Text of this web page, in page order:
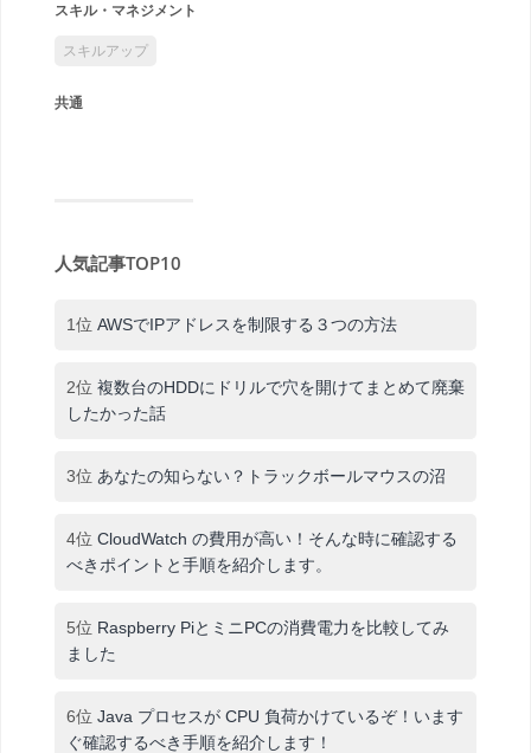
スキル・マネジメント
スキルアップ
共通
人気記事TOP10
1位 AWSでIPアドレスを制限する３つの方法
2位 複数台のHDDにドリルで穴を開けてまとめて廃棄
したかった話
3位 あなたの知らない？トラックボールマウスの沼
4位 CloudWatch の費用が高い！そんな時に確認する
べきポイントと手順を紹介します。
5位 Raspberry PiとミニPCの消費電力を比較してみ
ました
6位 Java プロセスが CPU 負荷かけているぞ！います
ぐ確認するべき手順を紹介します！